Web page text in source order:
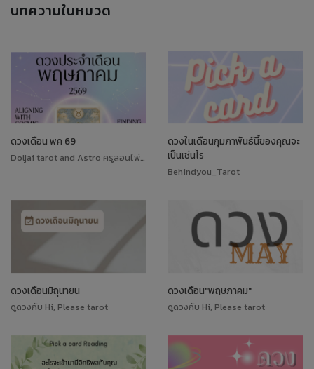
บทความในหมวด
ดวงเดือน พค 69
Doljai tarot and Astro ครูสอนไพ่ทาโรต์
ดวงในเดือนกุมภาพันธ์นี้ของคุณจะ
เป็นเช่นไร
Behindyou_Tarot
ดวงเดือนมิถุนายน
ดูดวงกับ Hi, Please tarot
ดวงเดือน"พฤษภาคม"
ดูดวงกับ Hi, Please tarot